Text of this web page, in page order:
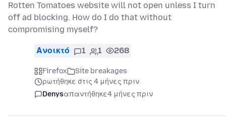
Rotten Tomatoes website will not open unless I turn
off ad blocking. How do I do that without
compromising myself?
Ανοικτό 1 1 268
Firefox
Site breakages
ρωτήθηκε στις 4 μήνες πριν
Denysαπαντήθηκε4 μήνες πριν